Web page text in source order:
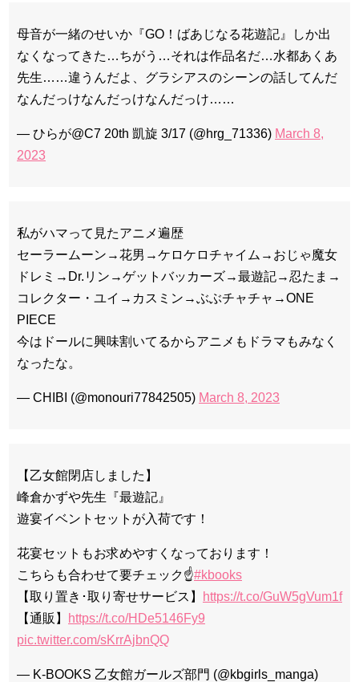
母音が一緒のせいか『GO！ばあじなる花遊記』しか出
なくなってきた…ちがう…それは作品名だ…水都あくあ
先生……違うんだよ、グラシアスのシーンの話してんだ
なんだっけなんだっけなんだっけ……
— ひらが@C7 20th 凱旋 3/17 (@hrg_71336) March 8,
2023
私がハマって見たアニメ遍歴
セーラームーン→花男→ケロケロチャイム→おじゃ魔女
ドレミ→Dr.リン→ゲットバッカーズ→最遊記→忍たま→
コレクター・ユイ→カスミン→ぶぶチャチャ→ONE
PIECE
今はドールに興味割いてるからアニメもドラマもみなく
なったな。
— CHIBI (@monouri77842505) March 8, 2023
【乙女館閉店しました】
峰倉かずや先生『最遊記』
遊宴イベントセットが入荷です！
花宴セットもお求めやすくなっております！
こちらも合わせて要チェック☝️#kbooks
【取り置き･取り寄せサービス】
https://t.co/GuW5gVum1f
【通販】
https://t.co/HDe5146Fy9
pic.twitter.com/sKrrAjbnQQ
— K-BOOKS 乙女館ガールズ部門 (@kbgirls_manga)